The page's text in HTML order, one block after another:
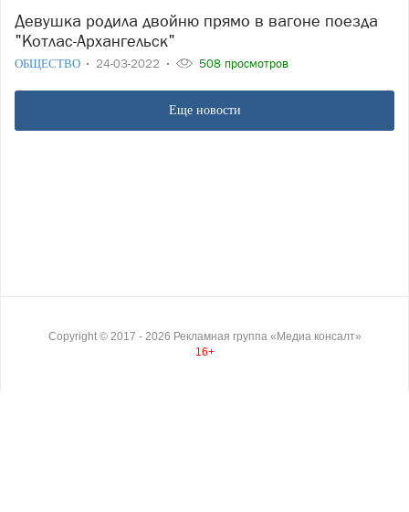
Девушка родила двойню прямо в вагоне поезда
"Котлас-Архангельск"
ОБЩЕСТВО 24-03-2022 508 просмотров
Еще новости
Copyright © 2017 - 2026 Рекламная группа «Медиа консалт»
16+